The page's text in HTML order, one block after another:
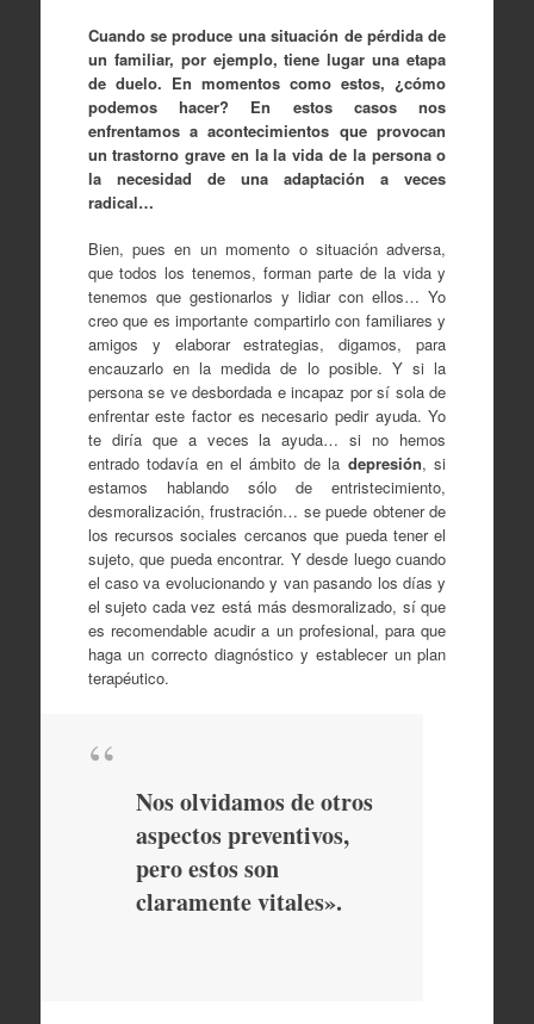
Cuando se produce una situación de pérdida de
un familiar, por ejemplo, tiene lugar una etapa
de duelo. En momentos como estos, ¿cómo
podemos hacer? En estos casos nos
enfrentamos a acontecimientos que provocan
un trastorno grave en la la vida de la persona o
la necesidad de una adaptación a veces
radical…
Bien, pues en un momento o situación adversa,
que todos los tenemos, forman parte de la vida y
tenemos que gestionarlos y lidiar con ellos… Yo
creo que es importante compartirlo con familiares y
amigos y elaborar estrategias, digamos, para
encauzarlo en la medida de lo posible. Y si la
persona se ve desbordada e incapaz por sí sola de
enfrentar este factor es necesario pedir ayuda. Yo
te diría que a veces la ayuda… si no hemos
entrado todavía en el ámbito de la depresión, si
estamos hablando sólo de entristecimiento,
desmoralización, frustración… se puede obtener de
los recursos sociales cercanos que pueda tener el
sujeto, que pueda encontrar. Y desde luego cuando
el caso va evolucionando y van pasando los días y
el sujeto cada vez está más desmoralizado, sí que
es recomendable acudir a un profesional, para que
haga un correcto diagnóstico y establecer un plan
terapéutico.
Nos olvidamos de otros
aspectos preventivos,
pero estos son
claramente vitales».